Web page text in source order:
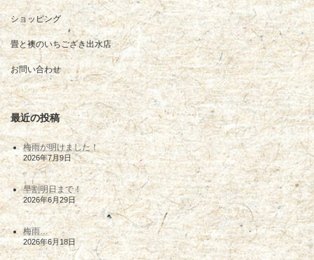
ショッピング
畳と襖のいちござき出水店
お問い合わせ
最近の投稿
梅雨が明けました！
2026年7月9日
早割明日まで！
2026年6月29日
梅雨…
2026年6月18日